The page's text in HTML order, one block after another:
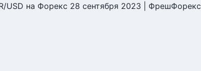
USD на Форекс 28 сентября 2023 | ФрешФорекс